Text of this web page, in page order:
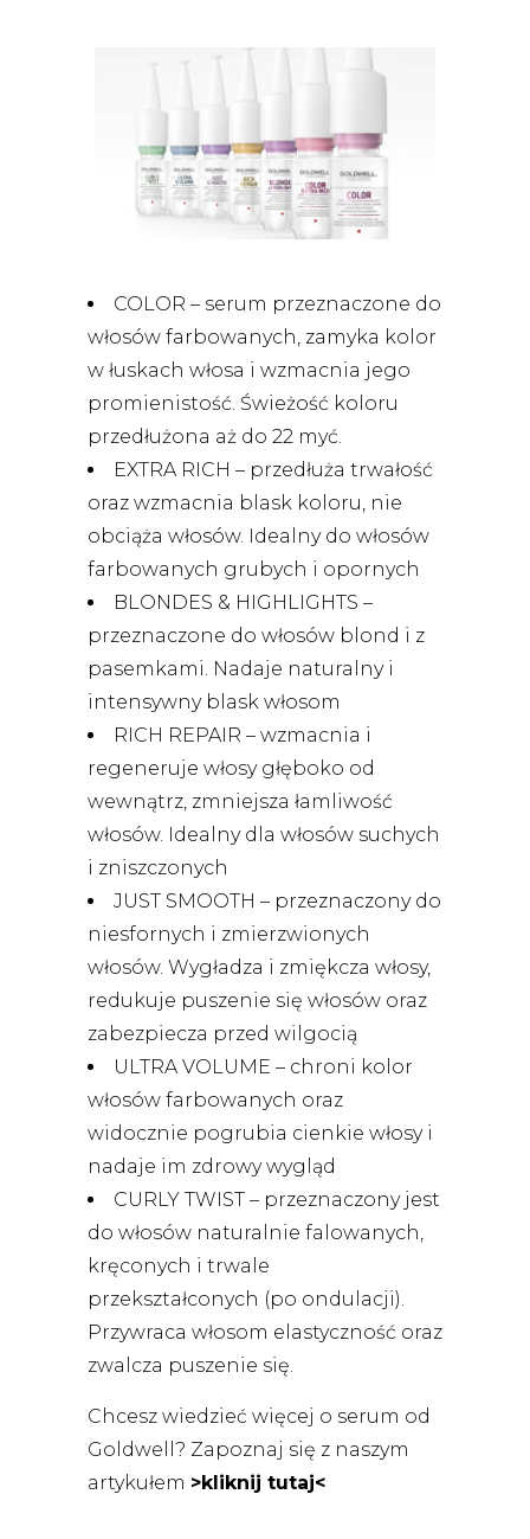
COLOR – serum przeznaczone do
włosów farbowanych, zamyka kolor
w łuskach włosa i wzmacnia jego
promienistość. Świeżość koloru
przedłużona aż do 22 myć.
EXTRA RICH – przedłuża trwałość
oraz wzmacnia blask koloru, nie
obciąża włosów. Idealny do włosów
farbowanych grubych i opornych
BLONDES & HIGHLIGHTS –
przeznaczone do włosów blond i z
pasemkami. Nadaje naturalny i
intensywny blask włosom
RICH REPAIR – wzmacnia i
regeneruje włosy głęboko od
wewnątrz, zmniejsza łamliwość
włosów. Idealny dla włosów suchych
i zniszczonych
JUST SMOOTH – przeznaczony do
niesfornych i zmierzwionych
włosów. Wygładza i zmiękcza włosy,
redukuje puszenie się włosów oraz
zabezpiecza przed wilgocią
ULTRA VOLUME – chroni kolor
włosów farbowanych oraz
widocznie pogrubia cienkie włosy i
nadaje im zdrowy wygląd
CURLY TWIST – przeznaczony jest
do włosów naturalnie falowanych,
kręconych i trwale
przekształconych (po ondulacji).
Przywraca włosom elastyczność oraz
zwalcza puszenie się.
Chcesz wiedzieć więcej o serum od
Goldwell? Zapoznaj się z naszym
artykułem >kliknij tutaj<